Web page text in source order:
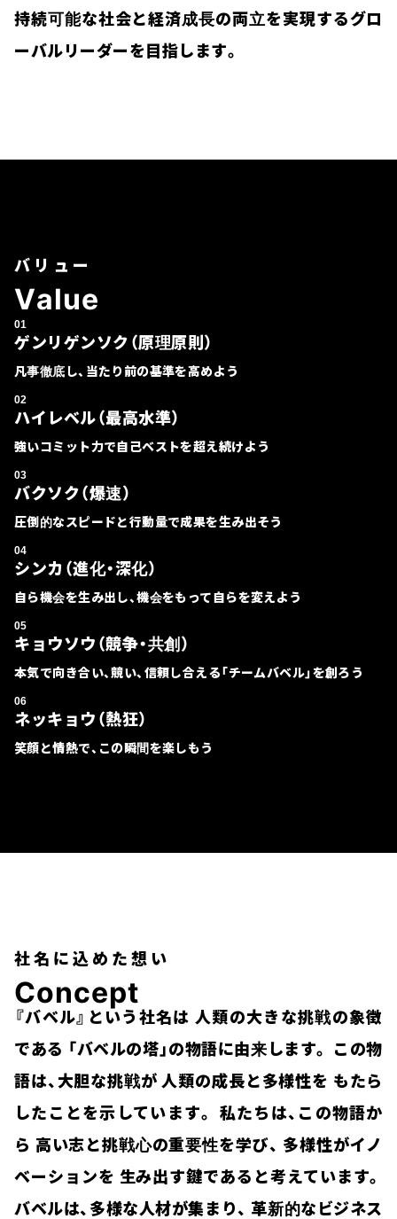
持続可能な社会と経済成長の両立を実現するグロ
ーバルリーダーを目指します。
バリュー
Value
ゲンリゲンソク（原理原則）
凡事徹底し、当たり前の基準を高めよう
ハイレベル（最高水準）
強いコミット力で自己ベストを超え続けよう
バクソク（爆速）
圧倒的なスピードと行動量で成果を生み出そう
シンカ（進化・深化）
自ら機会を生み出し、機会をもって自らを変えよう
キョウソウ（競争・共創）
本気で向き合い、競い、信頼し合える「チームバベル」を創ろう
ネッキョウ（熱狂）
笑顔と情熱で、この瞬間を楽しもう
社名に込めた想い
Concept
『バベル』という社名は 人類の大きな挑戦の象徴
である 「バベルの塔」の物語に由来します。
この物
語は、大胆な挑戦が 人類の成長と多様性を もたら
したことを示しています。
私たちは、この物語か
ら 高い志と挑戦心の重要性を学び、 多様性がイノ
ベーションを 生み出す鍵であると考えています。
バベルは、多様な人材が集まり、 革新的なビジネス